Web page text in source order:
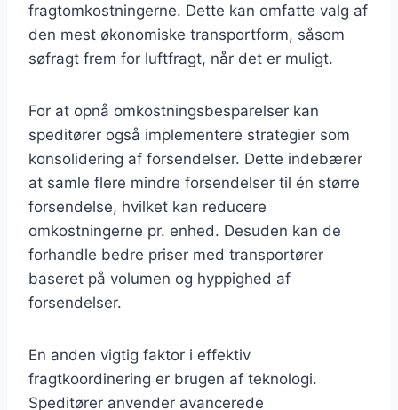
fragtomkostningerne. Dette kan omfatte valg af
den mest økonomiske transportform, såsom
søfragt frem for luftfragt, når det er muligt.
For at opnå omkostningsbesparelser kan
speditører også implementere strategier som
konsolidering af forsendelser. Dette indebærer
at samle flere mindre forsendelser til én større
forsendelse, hvilket kan reducere
omkostningerne pr. enhed. Desuden kan de
forhandle bedre priser med transportører
baseret på volumen og hyppighed af
forsendelser.
En anden vigtig faktor i effektiv
fragtkoordinering er brugen af teknologi.
Speditører anvender avancerede